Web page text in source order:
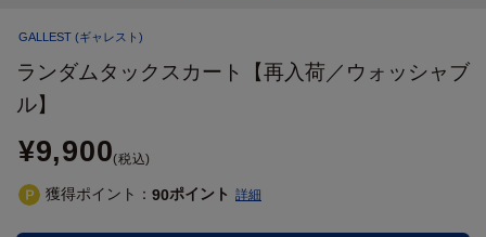
GALLEST (ギャレスト)
ランダムタックスカート【再入荷／ウォッシャブ
ル】
¥9,900(税込)
獲得ポイント： 90ポイント 詳細